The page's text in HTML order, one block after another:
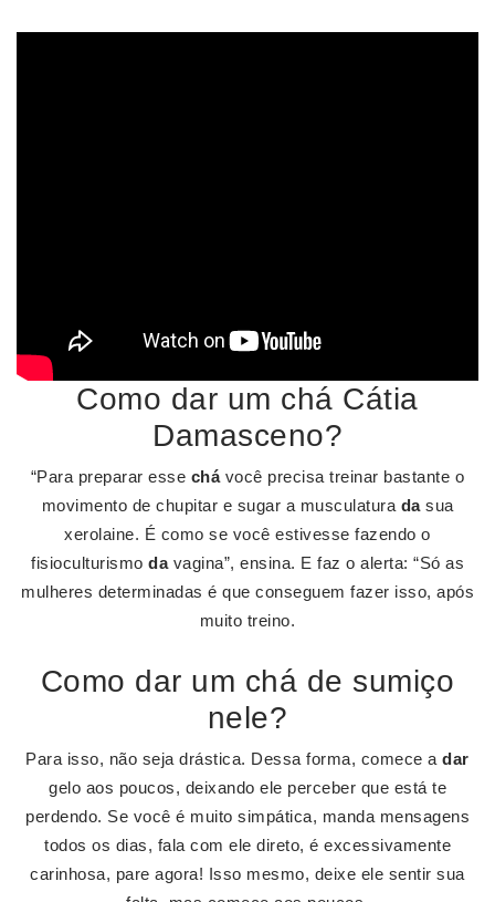
Como dar um chá Cátia
Damasceno?
“Para preparar esse chávocê precisa treinar bastante o
movimento de chupitar e sugar a musculatura dasua
xerolaine. É como se você estivesse fazendo o
fisioculturismo davagina”, ensina. E faz o alerta: “Só as
mulheres determinadas é que conseguem fazer isso, após
muito treino.
Como dar um chá de sumiço
nele?
Para isso, não seja drástica. Dessa forma, comece adar
gelo aos poucos, deixando ele perceber que está te
perdendo. Se você é muito simpática, manda mensagens
todos os dias, fala com ele direto, é excessivamente
carinhosa, pare agora! Isso mesmo, deixe ele sentir sua